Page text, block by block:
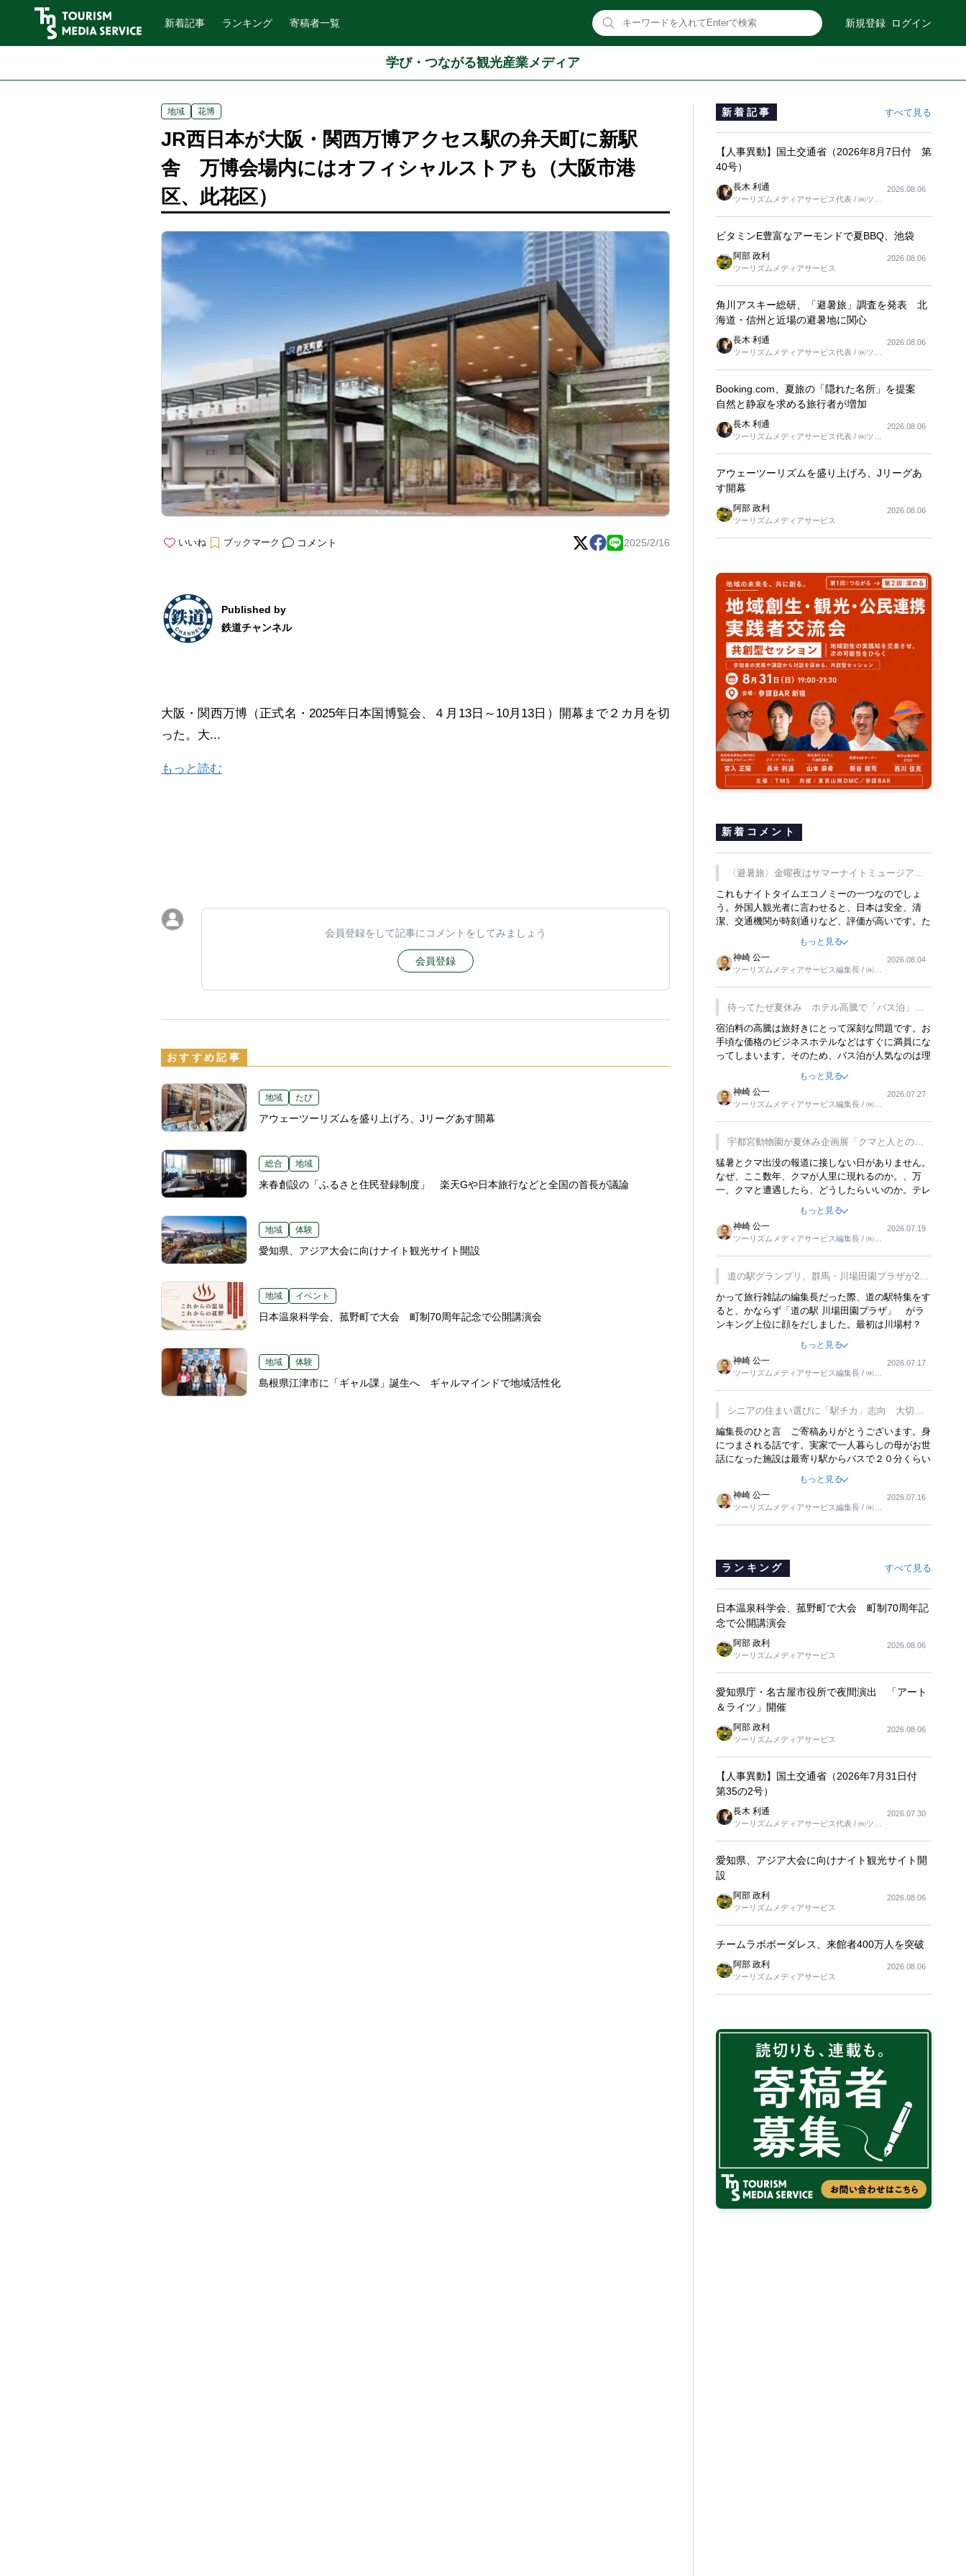
新着記事 ランキング 寄稿者一覧 新規登録 ログイン
学び・つながる観光産業メディア
地域 花博
JR西日本が大阪・関西万博アクセス駅の弁天町に新駅
舎 万博会場内にはオフィシャルストアも（大阪市港
区、此花区）
いいね ブックマーク コメント 2025/2/16
Published by
鉄道チャンネル
大阪・関西万博（正式名・2025年日本国博覧会、４月13日～10月13日）開幕まで２カ月を切
った。大...
もっと読む
会員登録をして記事にコメントをしてみましょう
会員登録
おすすめ記事
地域 たび
アウェーツーリズムを盛り上げろ、Jリーグあす開幕
総合 地域
来春創設の「ふるさと住民登録制度」 楽天Gや日本旅行などと全国の首長が議論
地域 体験
愛知県、アジア大会に向けナイト観光サイト開設
地域 イベント
日本温泉科学会、菰野町で大会 町制70周年記念で公開講演会
地域 体験
島根県江津市に「ギャル課」誕生へ ギャルマインドで地域活性化
新着記事 すべて見る
【人事異動】国土交通省（2026年8月7日付 第
40号）
長木 利通
ツーリズムメディアサービス代表 / ㈱ツー
2026.08.06
ビタミンE豊富なアーモンドで夏BBQ、池袋
阿部 政利
ツーリズムメディアサービス
2026.08.06
角川アスキー総研、「避暑旅」調査を発表 北
海道・信州と近場の避暑地に関心
長木 利通
ツーリズムメディアサービス代表 / ㈱ツー
2026.08.06
Booking.com、夏旅の「隠れた名所」を提案
自然と静寂を求める旅行者が増加
長木 利通
ツーリズムメディアサービス代表 / ㈱ツー
2026.08.06
アウェーツーリズムを盛り上げろ、Jリーグあ
す開幕
阿部 政利
ツーリズムメディアサービス
2026.08.06
新着コメント
〈避暑旅〉金曜夜はサマーナイトミュージア
ム、都立6施設で
これもナイトタイムエコノミーの一つなのでしょ
う。外国人観光者に言わせると、日本は安全、清
潔、交通機関が時刻通りなど、評価が高いです。た
す。そのような意味で、金曜夜にこのようなイベン
トが行われれば、日本人に限らず外国人にとっても
楽しみが増えるでしょうね。
もっと見る
神崎 公一
ツーリズムメディアサービス編集長 / ㈱ツ
2026.08.04
待ってたぜ夏休み ホテル高騰で「バス泊」人
気
宿泊料の高騰は旅好きにとって深刻な問題です。お
手頃な価格のビジネスホテルなどはすぐに満員にな
ってしまいます。そのため、バス泊が人気なのは理
行をした時は、移動はグレイハウンドバスでした。
夕方から夜の便を利用してホテル代を浮かせていま
した。ただし、若いからできたことです。若い人が
夜行バスで京都に行った、青森に行ったと聞くと、
疲れが残らないのかなと思ってしまいます。
もっと見る
神崎 公一
ツーリズムメディアサービス編集長 / ㈱ツ
2026.07.27
宇都宮動物園が夏休み企画展「クマと人との距
離」を7月20日から開催
猛暑とクマ出没の報道に接しない日がありません。
なぜ、ここ数年、クマが人里に現れるのか。、万
一、クマと遭遇したら、どうしたらいいのか。テレ
るなんてことは、冗談でもいえません。そんな中
で、この企画展はタイムリーですね。
もっと見る
神崎 公一
ツーリズムメディアサービス編集長 / ㈱ツ
2026.07.19
道の駅グランプリ、群馬・川場田園プラザが2連
覇
かって旅行雑誌の編集長だった際、道の駅特集をす
ると、かならず「道の駅 川場田園プラザ」 がラ
ンキング上位に顔をだしました。最初は川場村？
れ永井 彰一社長にインタビューしたら、興味深い
話が次々が飛び出しました。プレゼンも巧みで、今
でも思い出すことが２つあります。一つは、従業員
に東京ディズニーランドを見学させ、サービス業、
接客業の何かを理解してもらっていることです。
もう一つは1800円もするプレミアムヨーグルトを
販売するにあたり、社内に懸念もあったそうです。
永井社長は、駐車場に都内ナンバーの高級外車が停
まっていることに目をつけ、高級商品でも売れると
確信したそうです。今回の記事を懐かしく読みまし
もっと見る
神崎 公一
ツーリズムメディアサービス編集長 / ㈱ツ
2026.07.17
シニアの住まい選びに「駅チカ」志向 大切な
のは出かけたくなる暮らし
編集長のひと言 ご寄稿ありがとうございます。身
につまされる話です。実家で一人暮らしの母がお世
話になった施設は最寄り駅からバスで２０分くらい
りました。母の住まいから近いという理由で、その
施設を選択したのですが、私と妹にとっては、半日
仕事ででした。シニアの住まい選びは、当人だけで
はなく、世話をする家族の足の便も考えない外池な
もっと見る
神崎 公一
ツーリズムメディアサービス編集長 / ㈱ツ
2026.07.16
ランキング すべて見る
日本温泉科学会、菰野町で大会 町制70周年記
念で公開講演会
阿部 政利
ツーリズムメディアサービス
2026.08.06
愛知県庁・名古屋市役所で夜間演出 「アート
＆ライツ」開催
阿部 政利
ツーリズムメディアサービス
2026.08.06
【人事異動】国土交通省（2026年7月31日付
第35の2号）
長木 利通
ツーリズムメディアサービス代表 / ㈱ツー
2026.07.30
愛知県、アジア大会に向けナイト観光サイト開
設
阿部 政利
ツーリズムメディアサービス
2026.08.06
チームラボボーダレス、来館者400万人を突破
阿部 政利
ツーリズムメディアサービス
2026.08.06